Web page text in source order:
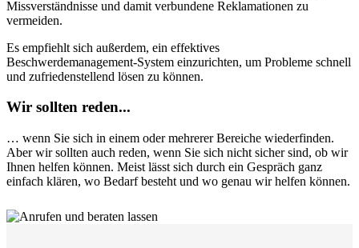
Missverständnisse und damit verbundene Reklamationen zu
vermeiden.
Es empfiehlt sich außerdem, ein effektives
Beschwerdemanagement-System einzurichten, um Probleme schnell
und zufriedenstellend lösen zu können.
Wir sollten reden...
… wenn Sie sich in einem oder mehrerer Bereiche wiederfinden.
Aber wir sollten auch reden, wenn Sie sich nicht sicher sind, ob wir
Ihnen helfen können. Meist lässt sich durch ein Gespräch ganz
einfach klären, wo Bedarf besteht und wo genau wir helfen können.